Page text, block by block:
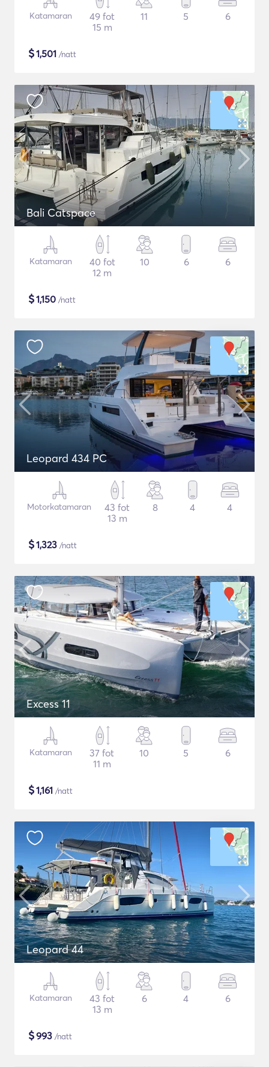
Katamaran
49 fot
15 m
11 5 6
$1,501 /natt
Bali Catspace
Katamaran
40 fot
12 m
10 6 6
$1,150 /natt
Leopard 434 PC
Motorkatamaran
43 fot
13 m
8 4 4
$1,323 /natt
Excess 11
Katamaran
37 fot
11 m
10 5 6
$1,161 /natt
Leopard 44
Katamaran
43 fot
13 m
6 4 6
$993 /natt